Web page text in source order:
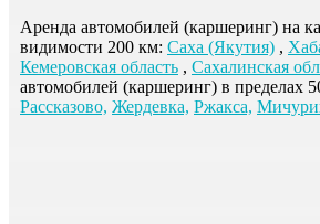
Аренда автомобилей (каршеринг) на
видимости 200 км: Саха (Якутия) ,
Кемеровская область , Сахалинская
автомобилей (каршеринг) в пределах
Рассказово, Жердевка, Ржакса,